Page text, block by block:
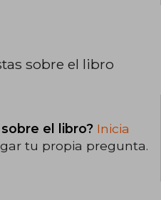
sobre el libro
el libro? Inicia
tu propia pregunta.